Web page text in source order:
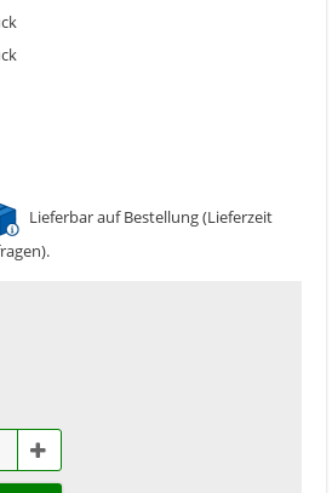
Lieferbar auf Bestellung (Lieferzeit